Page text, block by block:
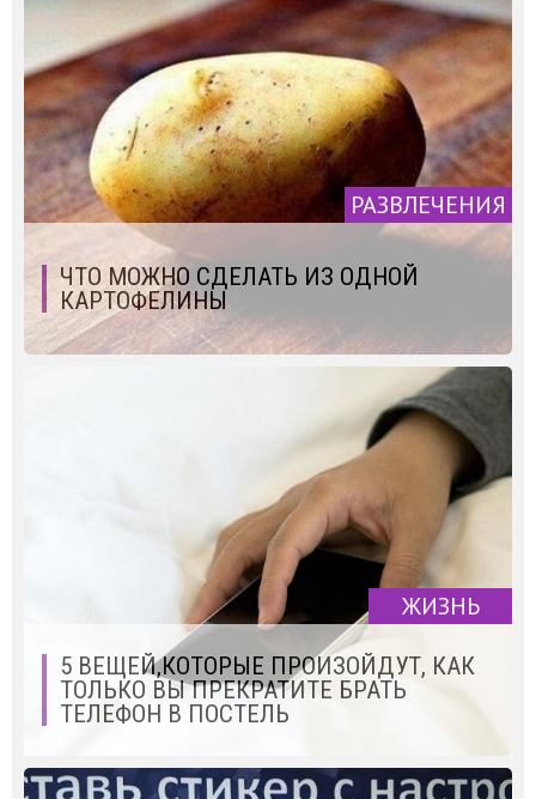
РАЗВЛЕЧЕНИЯ
ЧТО МОЖНО СДЕЛАТЬ ИЗ ОДНОЙ
КАРТОФЕЛИНЫ
ЖИЗНЬ
5 ВЕЩЕЙ,КОТОРЫЕ ПРОИЗОЙДУТ, КАК
ТОЛЬКО ВЫ ПРЕКРАТИТЕ БРАТЬ
ТЕЛЕФОН В ПОСТЕЛЬ